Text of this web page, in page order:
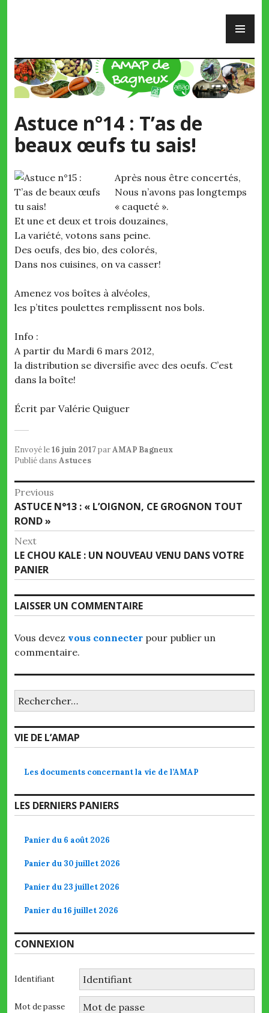
Astuce n°14 : T’as de
beaux œufs tu sais!
Après nous être concertés,
Nous n’avons pas longtemps
« caqueté ».
Et une et deux et trois douzaines,
La variété, votons sans peine.
Des oeufs, des bio, des colorés,
Dans nos cuisines, on va casser!
Amenez vos boîtes à alvéoles,
les p’tites poulettes remplissent nos bols.
Info :
A partir du Mardi 6 mars 2012,
la distribution se diversifie avec des oeufs. C’est
dans la boîte!
Écrit par Valérie Quiguer
Envoyé le16 juin 2017parAMAP Bagneux
Publié dans Astuces
Navigation
de
l’article
Previous
Previous
post:
ASTUCE N°13 : « L’OIGNON, CE GROGNON TOUT
ROND »
Next
Next
post:
LE CHOU KALE : UN NOUVEAU VENU DANS VOTRE
PANIER
LAISSER UN COMMENTAIRE
Vous devez vous connecter pour publier un
commentaire.
VIE DE L’AMAP
Les documents concernant la vie de l’AMAP
LES DERNIERS PANIERS
Panier du 6 août 2026
Panier du 30 juillet 2026
Panier du 23 juillet 2026
Panier du 16 juillet 2026
CONNEXION
Identifiant
Mot de passe